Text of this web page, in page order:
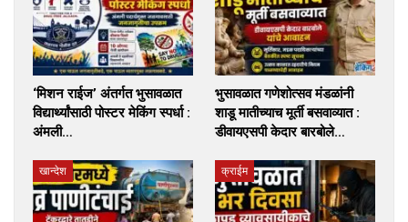
‘मिशन राईज’ अंतर्गत भुसावळात
विद्यार्थ्यांसाठी पोस्टर मेकिंग स्पर्धा :
अंमली…
भुसावळात गणेशोत्सव मंडळांनी
शाडू मातीच्याच मूर्ती बसवाव्यात :
डीवायएसपी केदार बारबोले…
खान्देश क्राईम